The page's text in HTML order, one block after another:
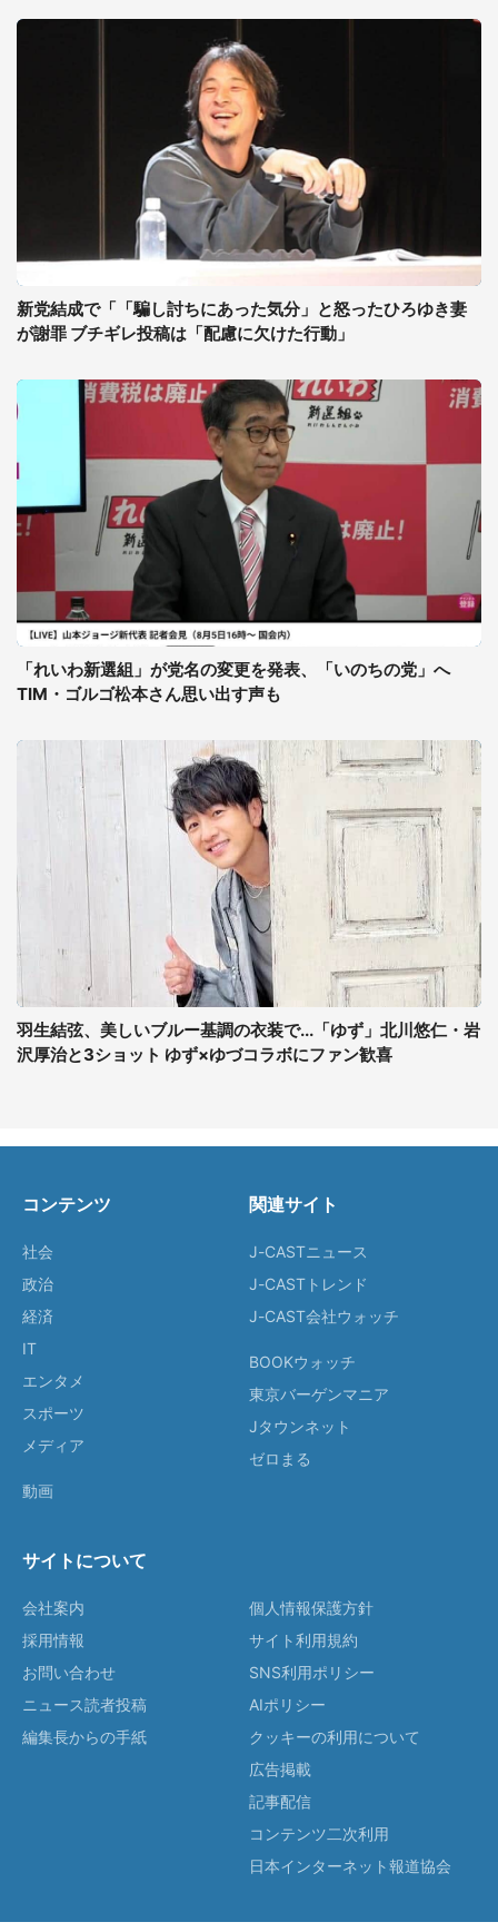
新党結成で「「騙し討ちにあった気分」と怒ったひろゆき妻
が謝罪 ブチギレ投稿は「配慮に欠けた行動」
「れいわ新選組」が党名の変更を発表、「いのちの党」へ
TIM・ゴルゴ松本さん思い出す声も
羽生結弦、美しいブルー基調の衣装で...「ゆず」北川悠仁・岩
沢厚治と3ショット ゆず×ゆづコラボにファン歓喜
コンテンツ
社会
政治
経済
IT
エンタメ
スポーツ
メディア
動画
関連サイト
J-CASTニュース
J-CASTトレンド
J-CAST会社ウォッチ
BOOKウォッチ
東京バーゲンマニア
Jタウンネット
ゼロまる
サイトについて
会社案内
採用情報
お問い合わせ
ニュース読者投稿
編集長からの手紙
個人情報保護方針
サイト利用規約
SNS利用ポリシー
AIポリシー
クッキーの利用について
広告掲載
記事配信
コンテンツ二次利用
日本インターネット報道協会